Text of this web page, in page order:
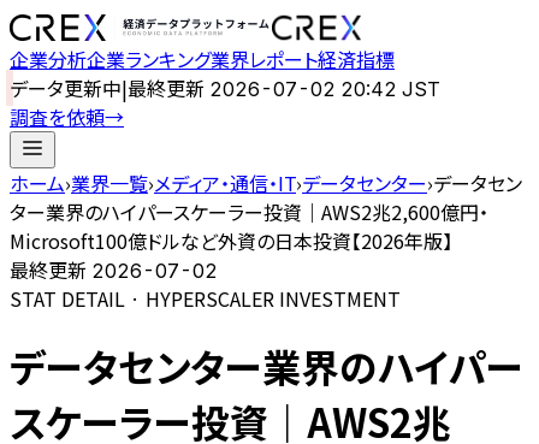
企業分析企業ランキング業界レポート経済指標
データ更新中|最終更新 2026-07-02 20:42 JST
調査を依頼→
ホーム›業界一覧›メディア・通信・IT›データセンター›データセン
ター業界のハイパースケーラー投資｜AWS2兆2,600億円・
Microsoft100億ドルなど外資の日本投資【2026年版】
最終更新 2026-07-02
STAT DETAIL · HYPERSCALER INVESTMENT
データセンター業界のハイパー
スケーラー投資｜AWS2兆